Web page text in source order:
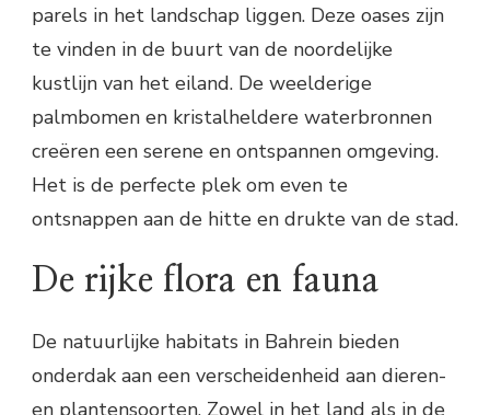
parels in het landschap liggen. Deze oases zijn
te vinden in de buurt van de noordelijke
kustlijn van het eiland. De weelderige
palmbomen en kristalheldere waterbronnen
creëren een serene en ontspannen omgeving.
Het is de perfecte plek om even te
ontsnappen aan de hitte en drukte van de stad.
De rijke flora en fauna
De natuurlijke habitats in Bahrein bieden
onderdak aan een verscheidenheid aan dieren-
en plantensoorten. Zowel in het land als in de